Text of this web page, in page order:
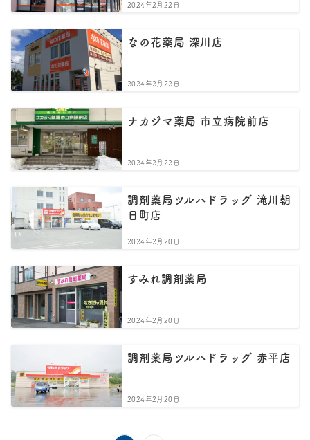
2024年2月22日
なの花薬局 深川店
2024年2月22日
ナカジマ薬局 市立病院前店
2024年2月22日
調剤薬局ツルハドラッグ 滝川朝
日町店
2024年2月20日
すみれ調剤薬局
2024年2月20日
調剤薬局ツルハドラッグ 赤平店
2024年2月20日